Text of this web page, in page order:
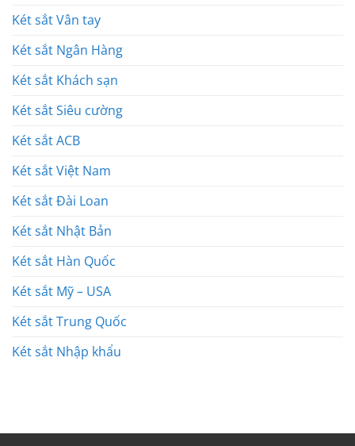
Két sắt Vân tay
Két sắt Ngân Hàng
Két sắt Khách sạn
Két sắt Siêu cường
Két sắt ACB
Két sắt Việt Nam
Két sắt Đài Loan
Két sắt Nhật Bản
Két sắt Hàn Quốc
Két sắt Mỹ – USA
Két sắt Trung Quốc
Két sắt Nhập khẩu